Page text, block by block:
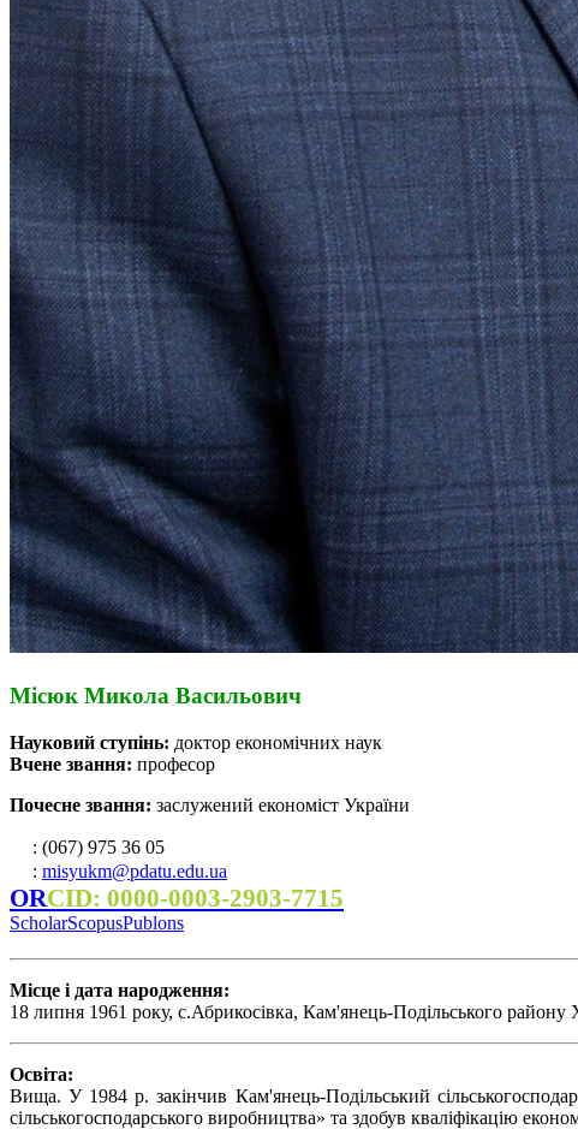
Місюк Микола Васильович
Науковий ступінь: доктор економічних наук
Вчене звання: професор
Почесне звання: заслужений економіст України
: (067) 975 36 05
: misyukm@pdatu.edu.ua
ORCID: 0000-0003-2903-7715
ScholarScopusPublons
Місце і дата народження:
18 липня 1961 року, с.Абрикосівка, Кам'янець-Подільського району
Освіта:
Вища. У 1984 р. закінчив Кам'янець-Подільський
сільськогосподарського виробництва» та здобув кваліфікацію